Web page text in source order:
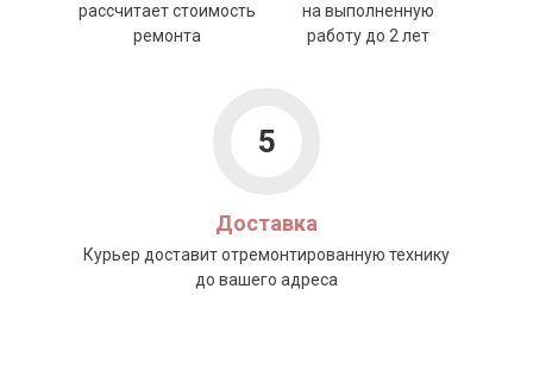
5
рассчитает стоимость
ремонта
на выполненную
работу до 2 лет
Доставка
Курьер доставит отремонтированную технику
до вашего адреса